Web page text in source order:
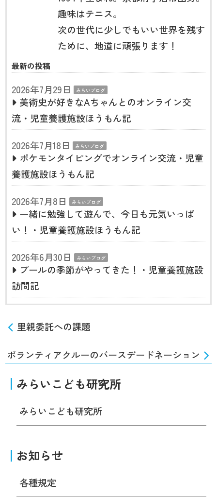
趣味はテニス。
次の世代に少しでもいい世界を残す
ために、地道に頑張ります！
最新の投稿
2026年7月29日 みらいブログ
美術史が好きなAちゃんとのオンライン交
流・児童養護施設ほうもん記
2026年7月18日
みらいブログ
ポケモンタイピングでオンライン交流・児童
養護施設ほうもん記
2026年7月8日
みらいブログ
一緒に勉強して遊んで、今日も元気いっぱ
い！・児童養護施設ほうもん記
2026年6月30日
みらいブログ
プールの季節がやってきた！・児童養護施設
訪問記
里親委託への課題
ボランティアクルーのバースデードネーション
みらいこども研究所
みらいこども研究所
お知らせ
各種規定